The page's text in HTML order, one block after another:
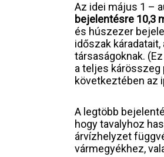
Az idei május 1 –
bejelentésre 10,3
és húszezer
időszak
társaságoknak.
a teljes kárösszeg
következtében az
A legtöbb
hogy tavalyhoz
árvízhelyzet
vármegyékhez,